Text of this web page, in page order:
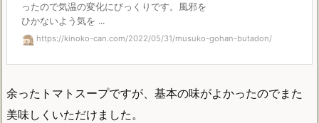
ったので気温の変化にびっくりです。風邪を
ひかないよう気を ...
https://kinoko-can.com/2022/05/31/musuko-gohan-butadon/
余ったトマトスープですが、基本の味がよかったのでまた
美味しくいただけました。